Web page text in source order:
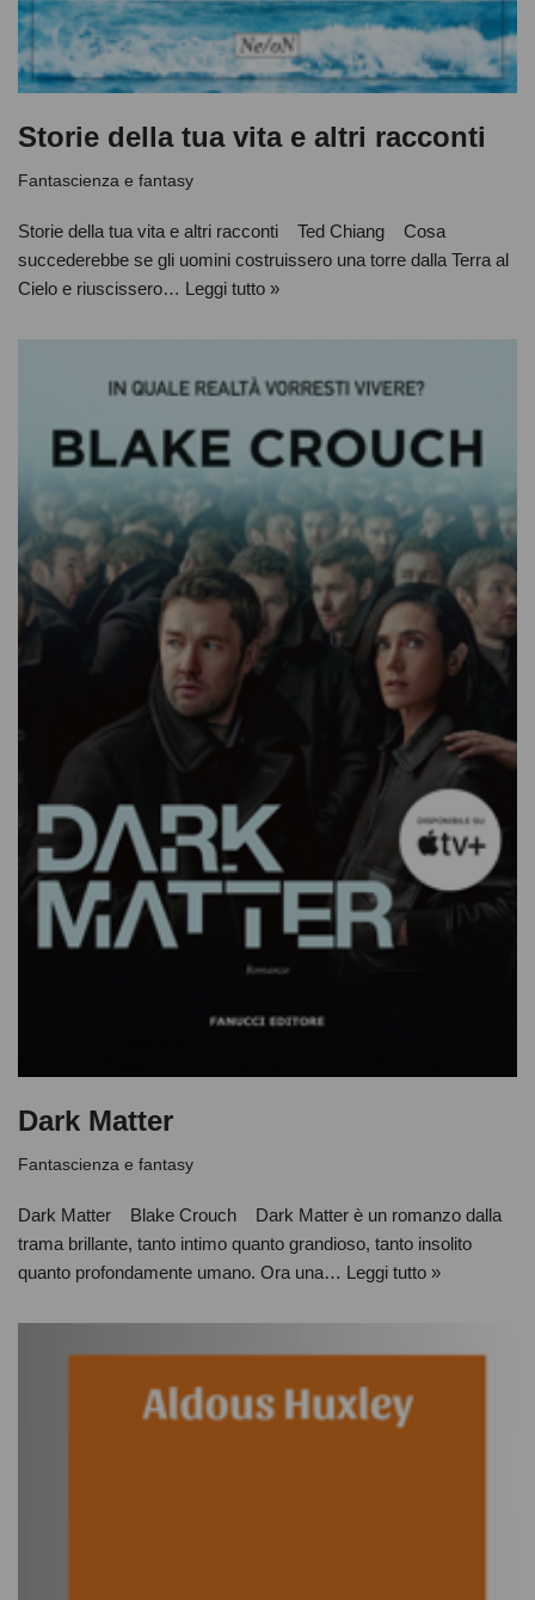
Storie della tua vita e altri racconti
Fantascienza e fantasy
Storie della tua vita e altri racconti Ted Chiang Cosa
succederebbe se gli uomini costruissero una torre dalla Terra al
Cielo e riuscissero… Leggi tutto »
Dark Matter
Fantascienza e fantasy
Dark Matter Blake Crouch Dark Matter è un romanzo dalla
trama brillante, tanto intimo quanto grandioso, tanto insolito
quanto profondamente umano. Ora una… Leggi tutto »